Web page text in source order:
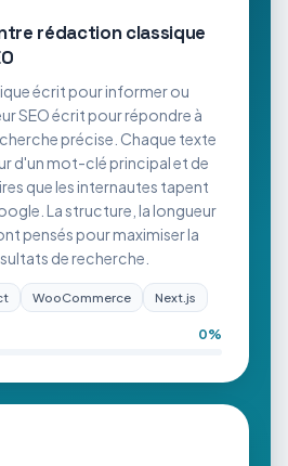
rédaction classique
écrit pour informer ou
SEO écrit pour répondre à
précise. Chaque texte
d'un mot-clé principal et de
que les internautes tapent
La structure, la longueur
pensés pour maximiser la
de recherche.
WooCommerce Next.js
0%